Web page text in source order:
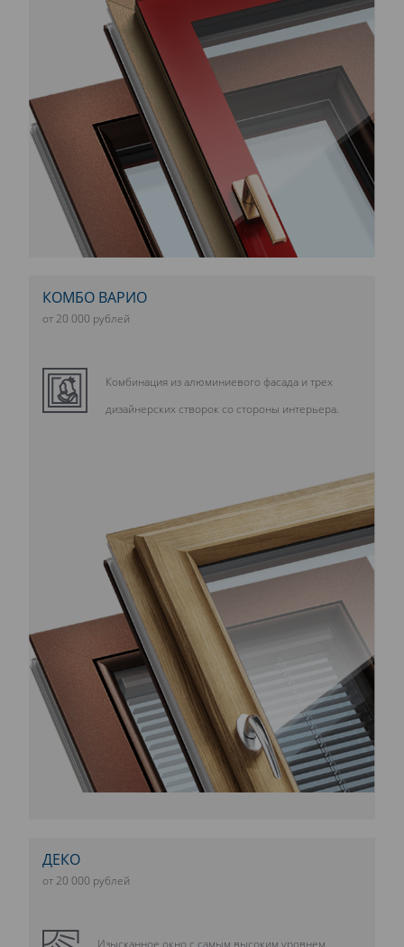
КОМБО ВАРИО
от 20 000 рублей
Комбинация из алюминиевого фасада и трех
дизайнерских створок со стороны интерьера.
ДЕКО
от 20 000 рублей
Изысканное окно с самым высоким уровнем